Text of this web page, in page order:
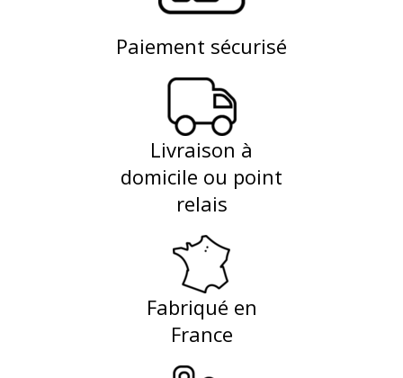
Paiement sécurisé
Livraison à
domicile ou point
relais
Fabriqué en
France